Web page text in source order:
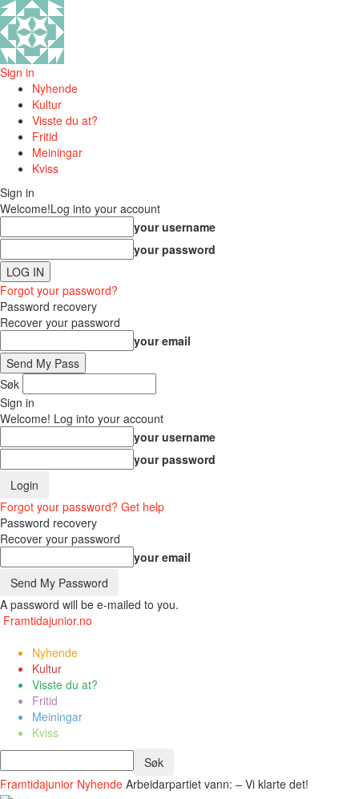
Sign in
Nyhende
Kultur
Visste du at?
Fritid
Meiningar
Kviss
Sign in
Welcome!Log into your account
your username
your password
Forgot your password?
Password recovery
Recover your password
your email
Søk
Sign in
Welcome! Log into your account
your username
your password
Forgot your password? Get help
Password recovery
Recover your password
your email
A password will be e-mailed to you.
Framtidajunior.no
Nyhende
Kultur
Visste du at?
Fritid
Meiningar
Kviss
Framtidajunior Nyhende Arbeidarpartiet vann: – Vi klarte det!